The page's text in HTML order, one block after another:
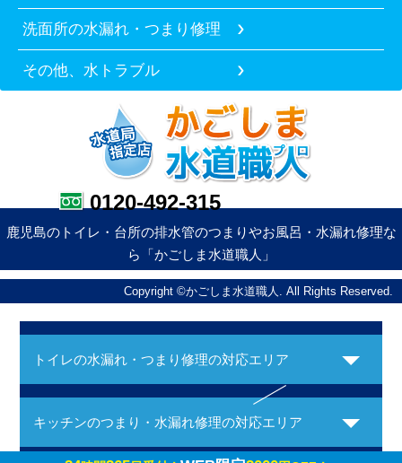
洗面所の水漏れ・つまり修理
その他、水トラブル
0120-492-315
鹿児島のトイレ・台所の排水管のつまりやお風呂・水漏れ修理な
ら「かごしま水道職人」
Copyright ©かごしま水道職人. All Rights Reserved.
トイレの水漏れ・つまり修理の対応エリア
キッチンのつまり・水漏れ修理の対応エリア